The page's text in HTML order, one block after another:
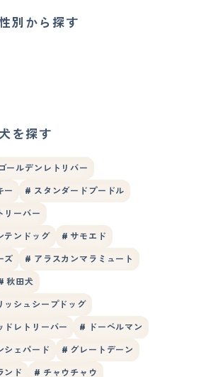
別から探す
を探す
ールデンレトリバー
ー # スタンダードプードル
リーバー
テンドッグ # サモエド
ズ # アラスカンマラミュート
秋田犬
ッシュシープドッグ
ドレトリーバー # ドーベルマン
シェパード # グレートデーン
ンド # チャウチャウ